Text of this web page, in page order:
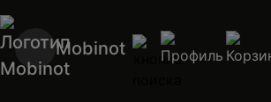
Mobinot